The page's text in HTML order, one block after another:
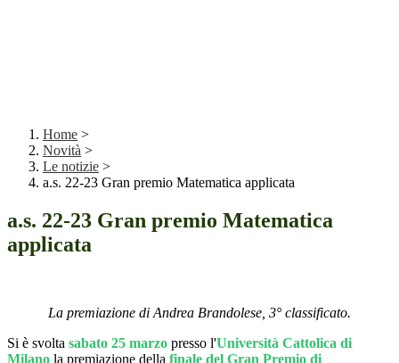
Home >
Novità >
Le notizie >
a.s. 22-23 Gran premio Matematica applicata
a.s. 22-23 Gran premio Matematica
applicata
La premiazione di Andrea Brandolese, 3° classificato.
Si è svolta sabato 25 marzo presso l'Università Cattolica di
Milano la premiazione della finale del Gran Premio di